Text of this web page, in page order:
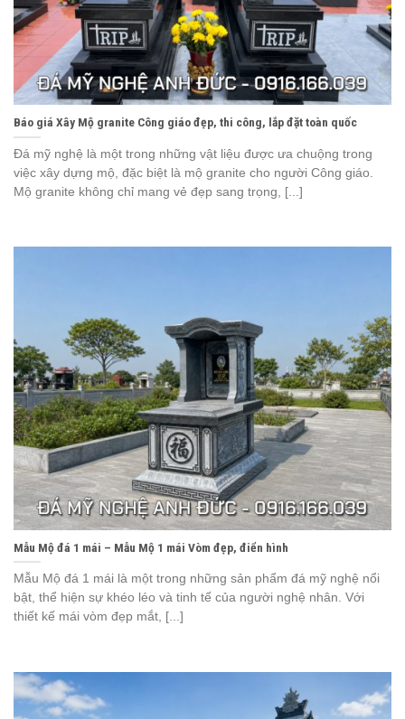
Báo giá Xây Mộ granite Công giáo đẹp, thi công, lắp đặt toàn quốc
Đá mỹ nghệ là một trong những vật liệu được ưa chuộng trong
việc xây dựng mộ, đặc biệt là mộ granite cho người Công giáo.
Mộ granite không chỉ mang vẻ đẹp sang trọng, [...]
Mẫu Mộ đá 1 mái – Mẫu Mộ 1 mái Vòm đẹp, điển hình
Mẫu Mộ đá 1 mái là một trong những sản phẩm đá mỹ nghệ nổi
bật, thể hiện sự khéo léo và tinh tế của người nghệ nhân. Với
thiết kế mái vòm đẹp mắt, [...]